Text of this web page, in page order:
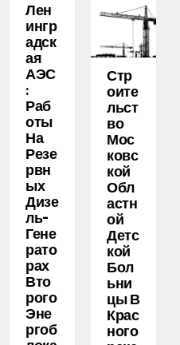
Лен
Ингр
Адск
Ая
АЭС
:
Раб
Оты
На
Резе
Рвн
Ых
Дизе
Ль-
Гене
Рато
Рах
Вто
Рого
Эне
Ргоб
Стр
Оите
Льст
Во
Мос
Ковс
Кой
Обл
Астн
Ой
Детс
Кой
Бол
Ьни
Цы В
Крас
Ного